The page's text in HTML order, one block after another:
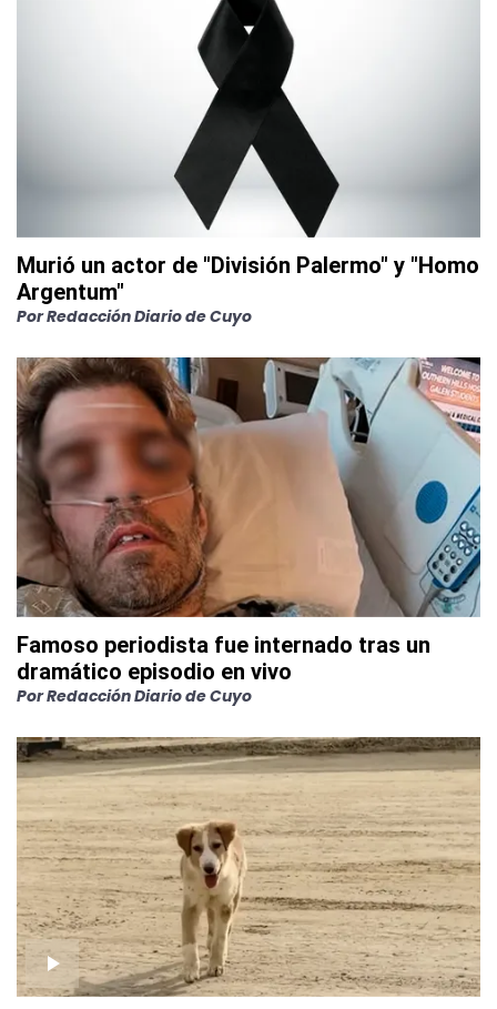
Murió un actor de "División Palermo" y "Homo
Argentum"
PorRedacción Diario de Cuyo
Famoso periodista fue internado tras un
dramático episodio en vivo
PorRedacción Diario de Cuyo